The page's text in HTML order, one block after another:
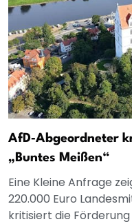
AfD‑Abgeordneter
„Buntes Meißen“
Eine Kleine Anfrage
220.000 Euro
kritisiert die